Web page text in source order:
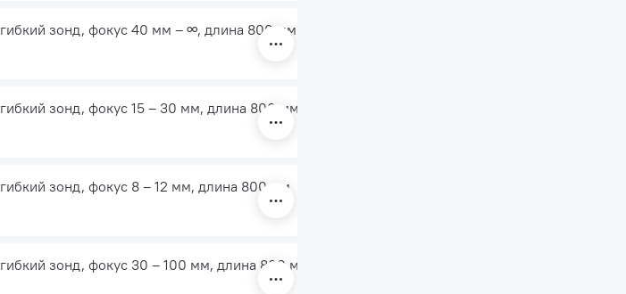
гибкий зонд, фокус 40 мм – ∞, длина 800 мм
гибкий зонд, фокус 15 – 30 мм, длина 800 мм
гибкий зонд, фокус 8 – 12 мм, длина 800 мм
гибкий зонд, фокус 30 – 100 мм, длина 800 мм